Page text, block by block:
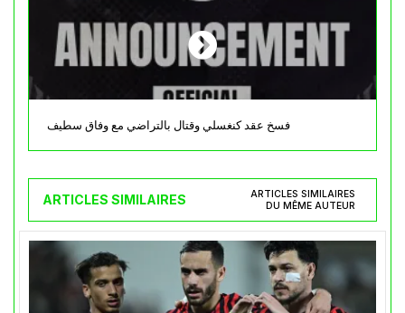
فسخ عقد كنغسلي وقتال بالتراضي مع وفاق سطيف
ARTICLES SIMILAIRES
ARTICLES SIMILAIRES
DU MÊME AUTEUR